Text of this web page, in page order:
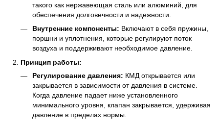
такого как нержавеющая сталь или алюминий, для
обеспечения долговечности и надежности.
Внутренние компоненты: Включают в себя пружины,
поршни и уплотнения, которые регулируют поток
воздуха и поддерживают необходимое давление.
Принцип работы:
Регулирование давления: КМД открывается или
закрывается в зависимости от давления в системе.
Когда давление падает ниже установленного
минимального уровня, клапан закрывается, удерживая
давление в пределах нормы.